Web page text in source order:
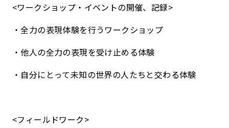
<ワークショップ・イベントの開催、記録>
・全力の表現体験を行うワークショップ
・他人の全力の表現を受け止める体験
・自分にとって未知の世界の人たちと交わる体験
<フィールドワーク>